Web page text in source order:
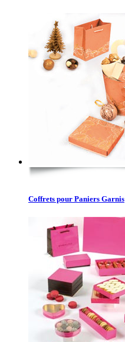
Coffrets pour Paniers Garnis